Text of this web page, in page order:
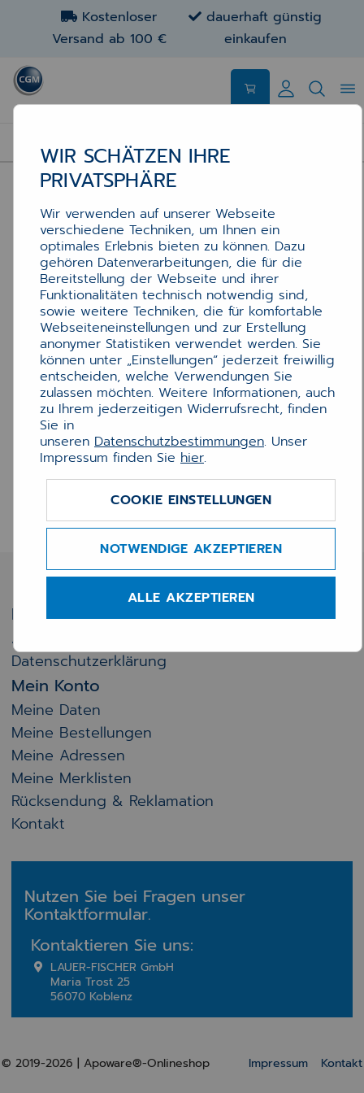
Kostenloser
Versand ab 100 €
dauerhaft günstig
einkaufen
BROTHER-LASER-LASERDRUCKER HL-5450DN
Brother-Laser-Laserdrucker HL-
Brother-Laserdrucker HL-5450DN
Passendes Verbrauchsmaterial:
Rechtliches
Allgemeine Verkaufsbedingungen
Datenschutzerklärung
Mein Konto
Meine Daten
Meine Bestellungen
Meine Adressen
Meine Merklisten
Rücksendung & Reklamation
Kontakt
Nutzen Sie bei Fragen unser
Kontaktformular.
Kontaktieren Sie uns:
LAUER-FISCHER GmbH
Maria Trost 25
56070 Koblenz
© 2019-2026 | Apoware®-Onlineshop Impressum Kontakt
WIR SCHÄTZEN IHRE
PRIVATSPHÄRE
Wir verwenden auf unserer Webseite
verschiedene Techniken, um Ihnen ein
optimales Erlebnis bieten zu können. Dazu
gehören Datenverarbeitungen, die für die
Bereitstellung der Webseite und ihrer
Funktionalitäten technisch notwendig sind,
sowie weitere Techniken, die für komfortable
Webseiteneinstellungen und zur Erstellung
anonymer Statistiken verwendet werden. Sie
können unter „Einstellungen“ jederzeit freiwillig
entscheiden, welche Verwendungen Sie
zulassen möchten. Weitere Informationen, auch
zu Ihrem jederzeitigen Widerrufsrecht, finden
Sie in
unseren Datenschutzbestimmungen. Unser
Impressum finden Sie hier.
COOKIE EINSTELLUNGEN
NOTWENDIGE AKZEPTIEREN
ALLE AKZEPTIEREN